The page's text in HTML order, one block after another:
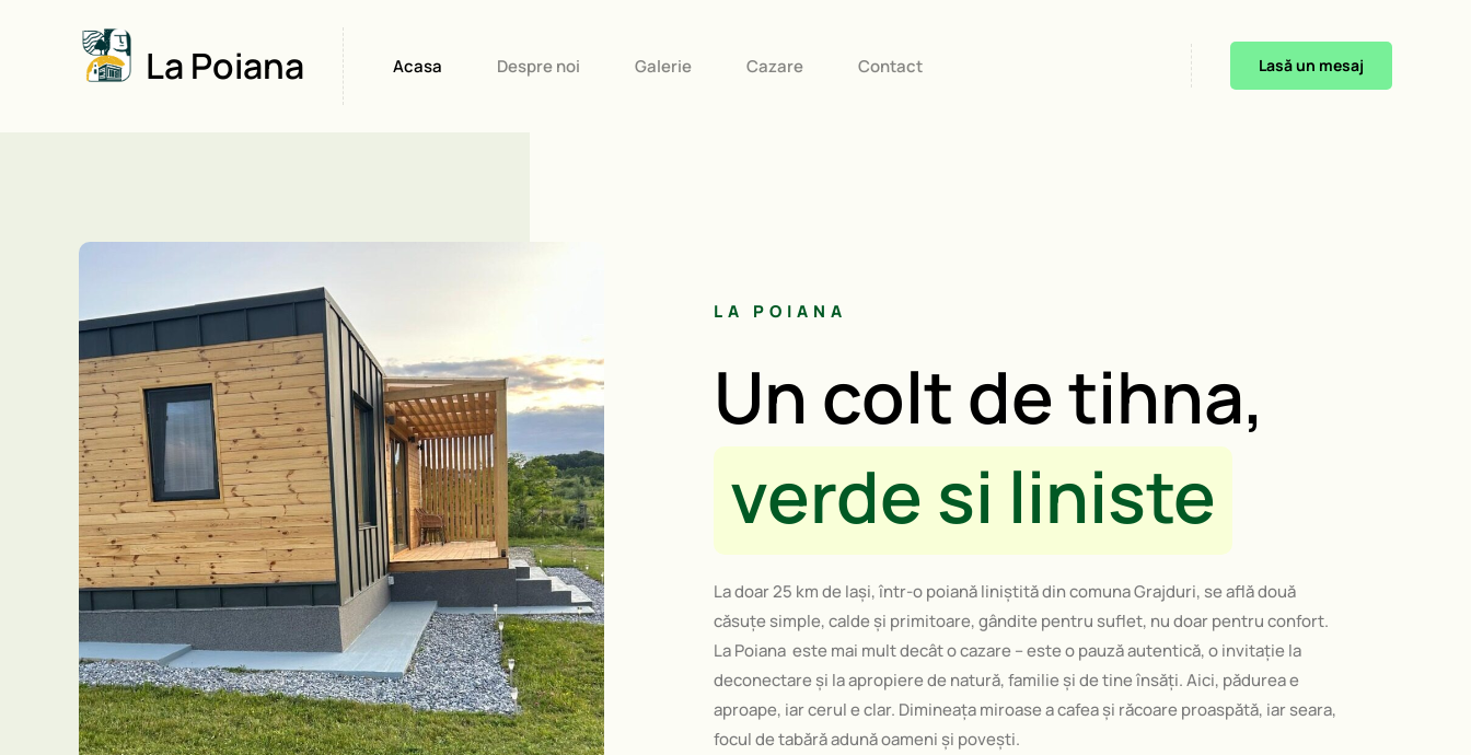
La Poiana Acasa Despre noi Galerie Cazare Contact Lasă un mesaj
LA POIANA
Un colt de tihna,
verde si liniste
La doar 25 km de Iași, într-o poiană liniștită din comuna Grajduri, se află două
căsuțe simple, calde și primitoare, gândite pentru suflet, nu doar pentru confort.
La Poiana este mai mult decât o cazare – este o pauză autentică, o invitație la
deconectare și la apropiere de natură, familie și de tine însăți. Aici, pădurea e
aproape, iar cerul e clar. Dimineața miroase a cafea și răcoare proaspătă, iar seara,
focul de tabără adună oameni și povești.